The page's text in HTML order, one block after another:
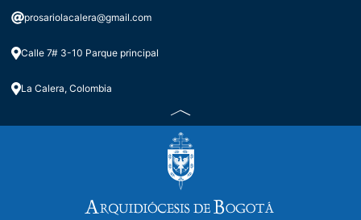
prosariolacalera@gmail.com
Calle 7# 3-10 Parque principal
La Calera, Colombia